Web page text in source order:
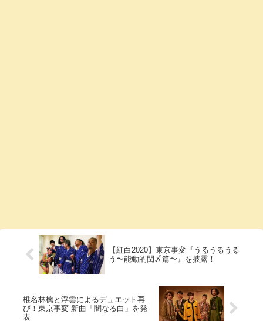
【紅白2020】東京事変『うるうるうる
う〜能動的閏〆篇〜』を披露！
椎名林檎と浮雲によるデュエット再
び！東京事変 新曲「闇なる白」を発
表